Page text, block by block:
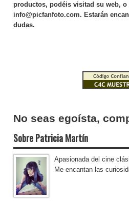
productos, podéis visitad su web, o
info@picfanfoto.com. Estarán
dudas.
No seas egoísta,
Sobre Patricia Martín
Apasionada del cine
Me encantan las